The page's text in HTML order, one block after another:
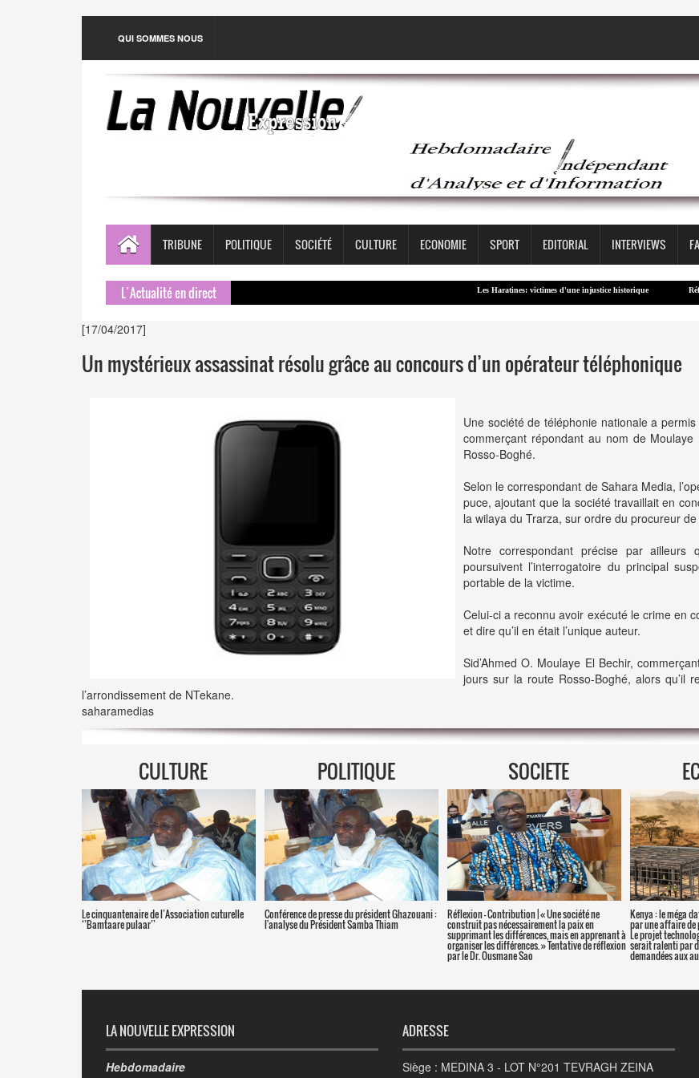
QUI SOMMES NOUS
TRIBUNE POLITIQUE SOCIÉTÉ CULTURE ECONOMIE SPORT EDITORIAL INTERVIEWS
L´Actualité en direct Les Haratines: victimes d'une injustice historique
[17/04/2017]
Un mystérieux assassinat résolu grâce au concours d’un opérateur téléphonique
Une société de téléphonie nationale a
commerçant répondant au nom de
Rosso-Boghé.
Selon le correspondant de Sahara Media,
puce, ajoutant que la société travaillait en
la wilaya du Trarza, sur ordre du procureur
Notre correspondant précise par
poursuivent l’interrogatoire du principal
portable de la victime.
Celui-ci a reconnu avoir exécuté le crime en
et dire qu’il en était l’unique auteur.
Sid’Ahmed O. Moulaye El Bechir,
jours sur la route Rosso-Boghé, alors qu’il
l’arrondissement de NTekane.
saharamedias
CULTURE POLITIQUE SOCIETE
Le cinquantenaire de l’Association cuturelle
‘’Bamtaare pulaar’’
Conférence de presse du président Ghazouani :
l'analyse du Président Samba Thiam
Réflexion – Contribution | « Une société ne
construit pas nécessairement la paix en
supprimant les différences, mais en apprenant à
organiser les différences. » Tentative de réflexion
par le Dr. Ousmane Sao
Kenya : le méga
par une affaire de
Le projet
serait ralenti par
demandées aux
LA NOUVELLE EXPRESSION
Hebdomadaire
ADRESSE
Siège : MEDINA 3 - LOT N°201 TEVRAGH ZEINA